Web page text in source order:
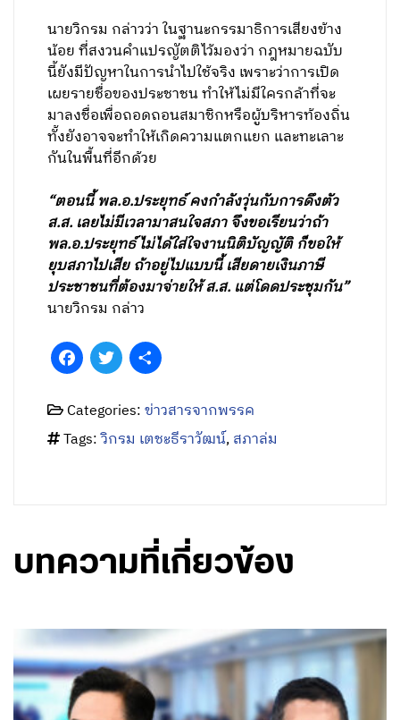
นายวิกรม กล่าวว่า ในฐานะกรรมาธิการเสียงข้าง
น้อย ที่สงวนคำแปรญัตติไว้มองว่า กฎหมายฉบับ
นี้ยังมีปัญหาในการนำไปใช้จริง เพราะว่าการเปิด
เผยรายชื่อของประชาชน ทำให้ไม่มีใครกล้าที่จะ
มาลงชื่อเพื่อถอดถอนสมาชิกหรือผู้บริหารท้องถิ่น
ทั้งยังอาจจะทำให้เกิดความแตกแยก และทะเลาะ
กันในพื้นที่อีกด้วย
“ตอนนี้ พล.อ.ประยุทธ์ คงกำลังวุ่นกับการดึงตัว
ส.ส. เลยไม่มีเวลามาสนใจสภา จึงขอเรียนว่าถ้า
พล.อ.ประยุทธ์ ไม่ได้ใส่ใจงานนิติบัญญัติ ก็ขอให้
ยุบสภาไปเสีย ถ้าอยู่ไปแบบนี้ เสียดายเงินภาษี
ประชาชนที่ต้องมาจ่ายให้ ส.ส. แต่โดดประชุมกัน”
นายวิกรม กล่าว
FacebookTwitter
Categories:ข่าวสารจากพรรค
Tags:วิกรม เตชะธีราวัฒน์,สภาล่ม
บทความที่เกี่ยวข้อง